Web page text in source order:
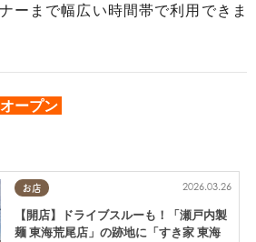
ーまで幅広い時間帯で利用できま
ープン
お店 2026.03.26
【開店】ドライブスルーも！「瀬戸内製
麺 東海荒尾店」の跡地に「すき家 東海